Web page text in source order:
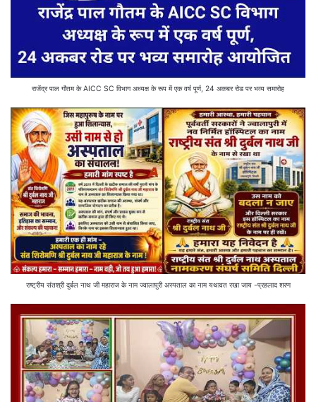
राजेंद्र पाल गौतम के AICC SC विभाग अध्यक्ष के रूप में एक वर्ष पूर्ण, 24 अकबर रोड पर भव्य समारोह
राष्ट्रीय संतश्री दुर्बल नाथ जी महाराज के नाम ज्वालापुरी अस्पताल का नाम यथावत रखा जाय -प्रहलाद शरण